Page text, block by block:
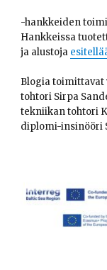
-hankkeiden
Hankkeissa
ja alustoja
Blogia
tohtori Sirpa
tekniikan tohtori
diplomi-insinööri